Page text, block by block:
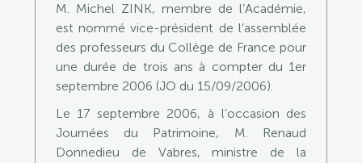
M. Michel ZINK, membre de l’Académie,
est nommé vice-président de l’assemblée
des professeurs du Collège de France pour
une durée de trois ans à compter du 1er
septembre 2006 (JO du 15/09/2006).
Le 17 septembre 2006, à l’occasion des
Journées du Patrimoine, M. Renaud
Donnedieu de Vabres, ministre de la